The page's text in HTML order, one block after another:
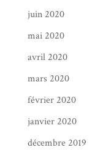
juin 2020
mai 2020
avril 2020
mars 2020
février 2020
janvier 2020
décembre 2019